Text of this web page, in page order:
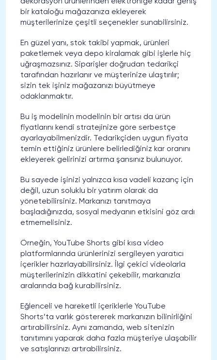
bir kataloğu mağazanıza ekleyerek
müşterilerinize çeşitli seçenekler sunabilirsiniz.
En güzel yanı, stok takibi yapmak, ürünleri
paketlemek veya depo kiralamak gibi işlerle hiç
uğraşmazsınız. Siparişler doğrudan tedarikçi
tarafından hazırlanır ve müşterinize ulaştırılır;
sizin tek işiniz mağazanızı büyütmeye
odaklanmaktır.
Bu iş modelinin modelinin bir artısı da ürün
fiyatlarını kendi stratejinize göre serbestçe
ayarlayabilmenizdir. Tedarikçiden uygun fiyata
temin ettiğiniz ürünlere belirlediğiniz kar oranını
ekleyerek gelirinizi artırma şansınız bulunuyor.
Bu sayede işinizi yalnızca kısa vadeli kazanç için
değil, uzun soluklu bir yatırım olarak da
yönetebilirsiniz. Markanızı tanıtmaya
başladığınızda, sosyal medyanın etkisini göz ardı
etmemelisiniz.
Örneğin, YouTube Shorts gibi kısa video
platformlarında ürünlerinizi sergileyen yaratıcı
içerikler hazırlayabilirsiniz. İlgi çekici videolarla
müşterilerinizin dikkatini çekebilir, markanızla
aralarında bağ kurabilirsiniz.
Eğlenceli ve hareketli içeriklerle YouTube
Shorts’ta varlık göstererek markanızın bilinirliğini
artırabilirsiniz. Aynı zamanda, web sitenizin
tanıtımını yaparak daha fazla müşteriye ulaşabilir
ve satışlarınızı artırabilirsiniz.